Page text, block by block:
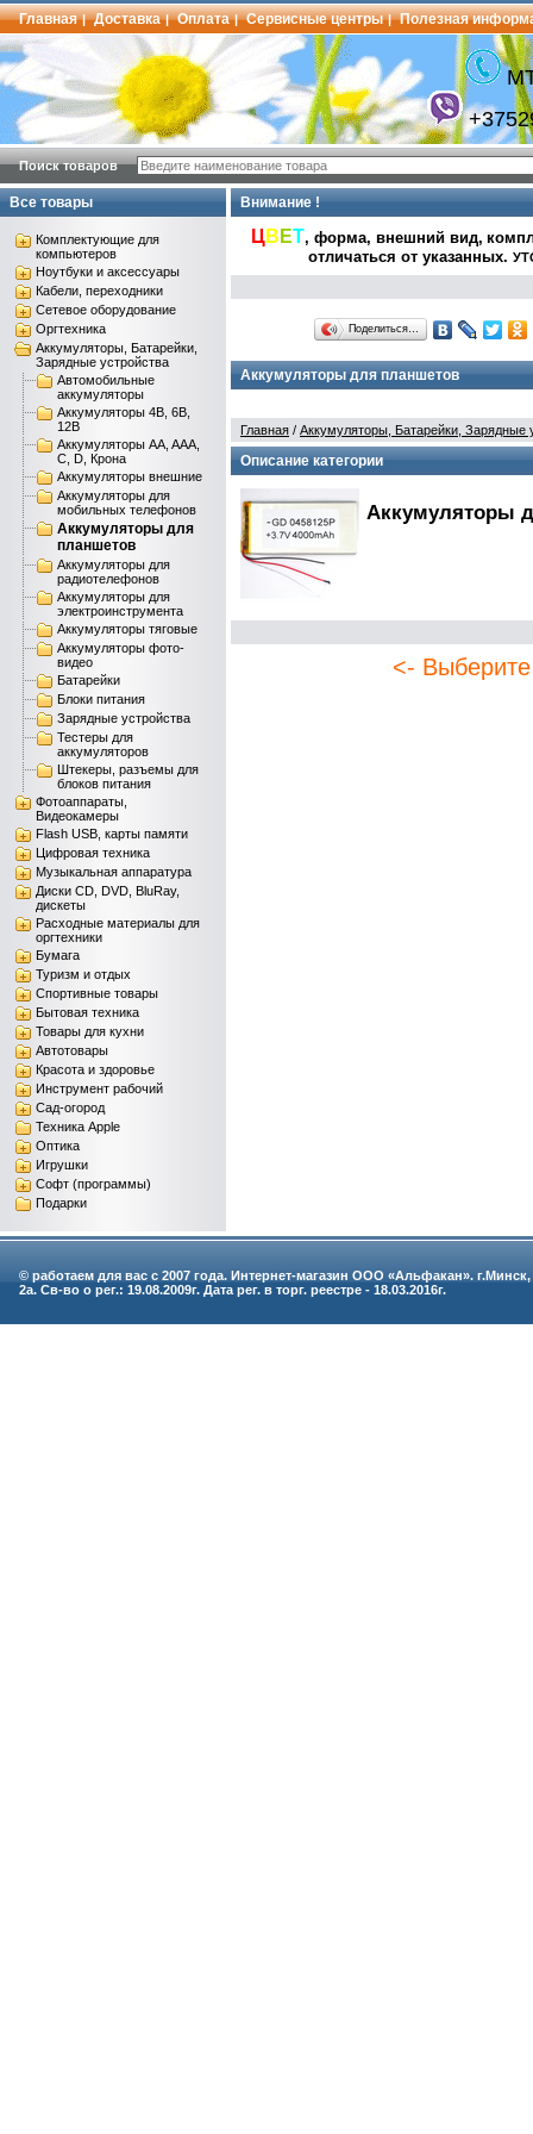
Главная | Доставка | Оплата | Сервисные центры | Полезная
Поиск товаров
Все товары
Комплектующие для
компьютеров
Ноутбуки и аксессуары
Кабели, переходники
Сетевое оборудование
Оргтехника
Аккумуляторы, Батарейки,
Зарядные устройства
Автомобильные
аккумуляторы
Аккумуляторы 4В, 6В,
12В
Аккумуляторы AA, AAA,
C, D, Крона
Аккумуляторы внешние
Аккумуляторы для
мобильных телефонов
Аккумуляторы для
планшетов
Аккумуляторы для
радиотелефонов
Аккумуляторы для
электроинструмента
Аккумуляторы тяговые
Аккумуляторы фото-
видео
Батарейки
Блоки питания
Зарядные устройства
Тестеры для
аккумуляторов
Штекеры, разъемы для
блоков питания
Фотоаппараты,
Видеокамеры
Flash USB, карты памяти
Цифровая техника
Музыкальная аппаратура
Диски CD, DVD, BluRay,
дискеты
Расходные материалы для
оргтехники
Бумага
Туризм и отдых
Спортивные товары
Бытовая техника
Товары для кухни
Автотовары
Красота и здоровье
Инструмент рабочий
Сад-огород
Техника Apple
Оптика
Игрушки
Софт (программы)
Подарки
Внимание !
ЦВ ЕТ, форма, внешний вид,
отличаться от указанных.
Поделиться…
Аккумуляторы для планшетов
Главная / Аккумуляторы, Батарейки, Зарядные
Описание категории
Аккумуляторы
<- Выберите
© работаем для вас с 2007 года. Интернет-магазин ООО «Альфакан».
2а. Св-во о рег.: 19.08.2009г. Дата рег. в торг. реестре - 18.03.2016г.